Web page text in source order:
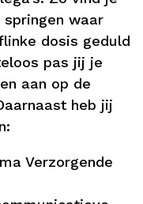
waar
dosis geduld
pas jij je
aan op de
heb jij
Verzorgende